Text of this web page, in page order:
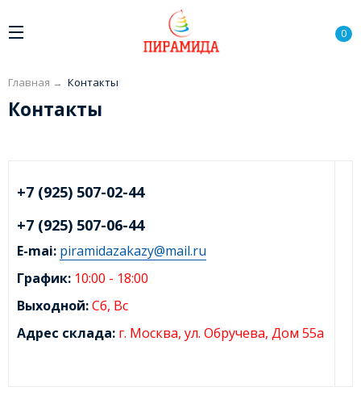
0
Главная → Контакты
Контакты
+7 (925) 507-02-44
+7 (925) 507-06-44
E-mai: piramidazakazy@mail.ru
График: 10:00 - 18:00
Выходной:Сб, Вс
Адрес склада: г. Москва, ул. Обручева, Дом 55а